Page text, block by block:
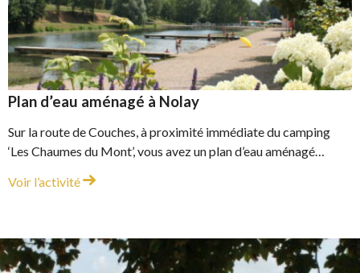
Plan d’eau aménagé à Nolay
Sur la route de Couches, à proximité immédiate du camping
‘Les Chaumes du Mont’, vous avez un plan d’eau aménagé…
Voir l’activitéPlan d’eau aménagé à Nolay